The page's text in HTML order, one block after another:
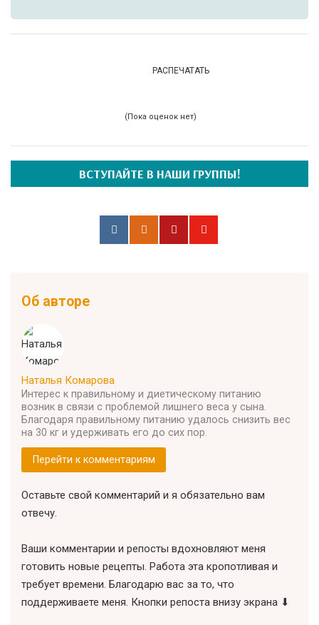
РАСПЕЧАТАТЬ
(Пока оценок нет)
ВСТУПАЙТЕ В НАШИ ГРУППЫ!
Об авторе
Наталья Комарова
Интерес к правильному и диетическому питанию
возник в связи с проблемой лишнего веса у сына.
Благодаря правильному питанию удалось снизить вес
на 30 кг и удерживать его до сих пор.
Перейти к комментариям
Оставьте свой комментарий и я обязательно вам
отвечу.
Ваши комментарии и репосты вдохновляют меня
готовить новые рецепты. Работа эта кропотливая и
требует времени. Благодарю вас за то, что
поддерживаете меня. Кнопки репоста внизу экрана ⬇